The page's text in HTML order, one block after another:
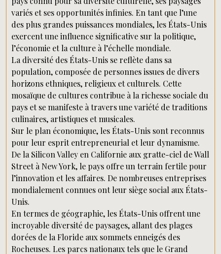
variés et ses opportunités infinies. En tant que l’une
des plus grandes puissances mondiales, les États-Unis
exercent une influence significative sur la politique,
l’économie et la culture à l’échelle mondiale.
La diversité des États-Unis se reflète dans sa
population, composée de personnes issues de divers
horizons ethniques, religieux et culturels. Cette
mosaïque de cultures contribue à la richesse sociale du
pays et se manifeste à travers une variété de traditions
culinaires, artistiques et musicales.
Sur le plan économique, les États-Unis sont reconnus
pour leur esprit entrepreneurial et leur dynamisme.
De la Silicon Valley en Californie aux gratte-ciel de Wall
Street à New York, le pays offre un terrain fertile pour
l’innovation et les affaires. De nombreuses entreprises
mondialement connues ont leur siège social aux États-
Unis.
En termes de géographie, les États-Unis offrent une
incroyable diversité de paysages, allant des plages
dorées de la Floride aux sommets enneigés des
Rocheuses. Les parcs nationaux tels que le Grand